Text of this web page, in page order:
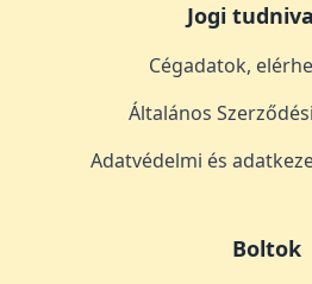
Jogi
Cégadatok,
Általános
Adatvédelmi és
Boltok